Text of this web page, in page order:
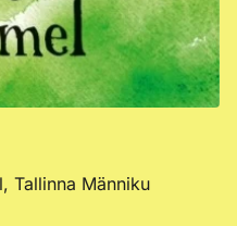
Tallinna Männiku